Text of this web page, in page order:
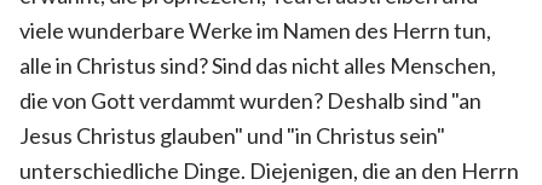
viele wunderbare Werke im Namen des Herrn tun,
alle in Christus sind? Sind das nicht alles Menschen,
die von Gott verdammt wurden? Deshalb sind "an
Jesus Christus glauben" und "in Christus sein"
unterschiedliche Dinge. Diejenigen, die an den Herrn